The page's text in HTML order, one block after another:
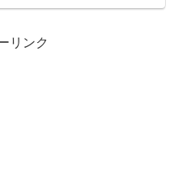
リンク